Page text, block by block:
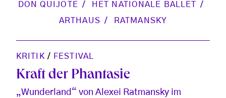
DON QUIJOTE
HET NATIONALE BALLET
ARTHAUS
RATMANSKY
KRITIK / FESTIVAL
Kraft der Phantasie
„Wunderland“ von Alexei Ratmansky im